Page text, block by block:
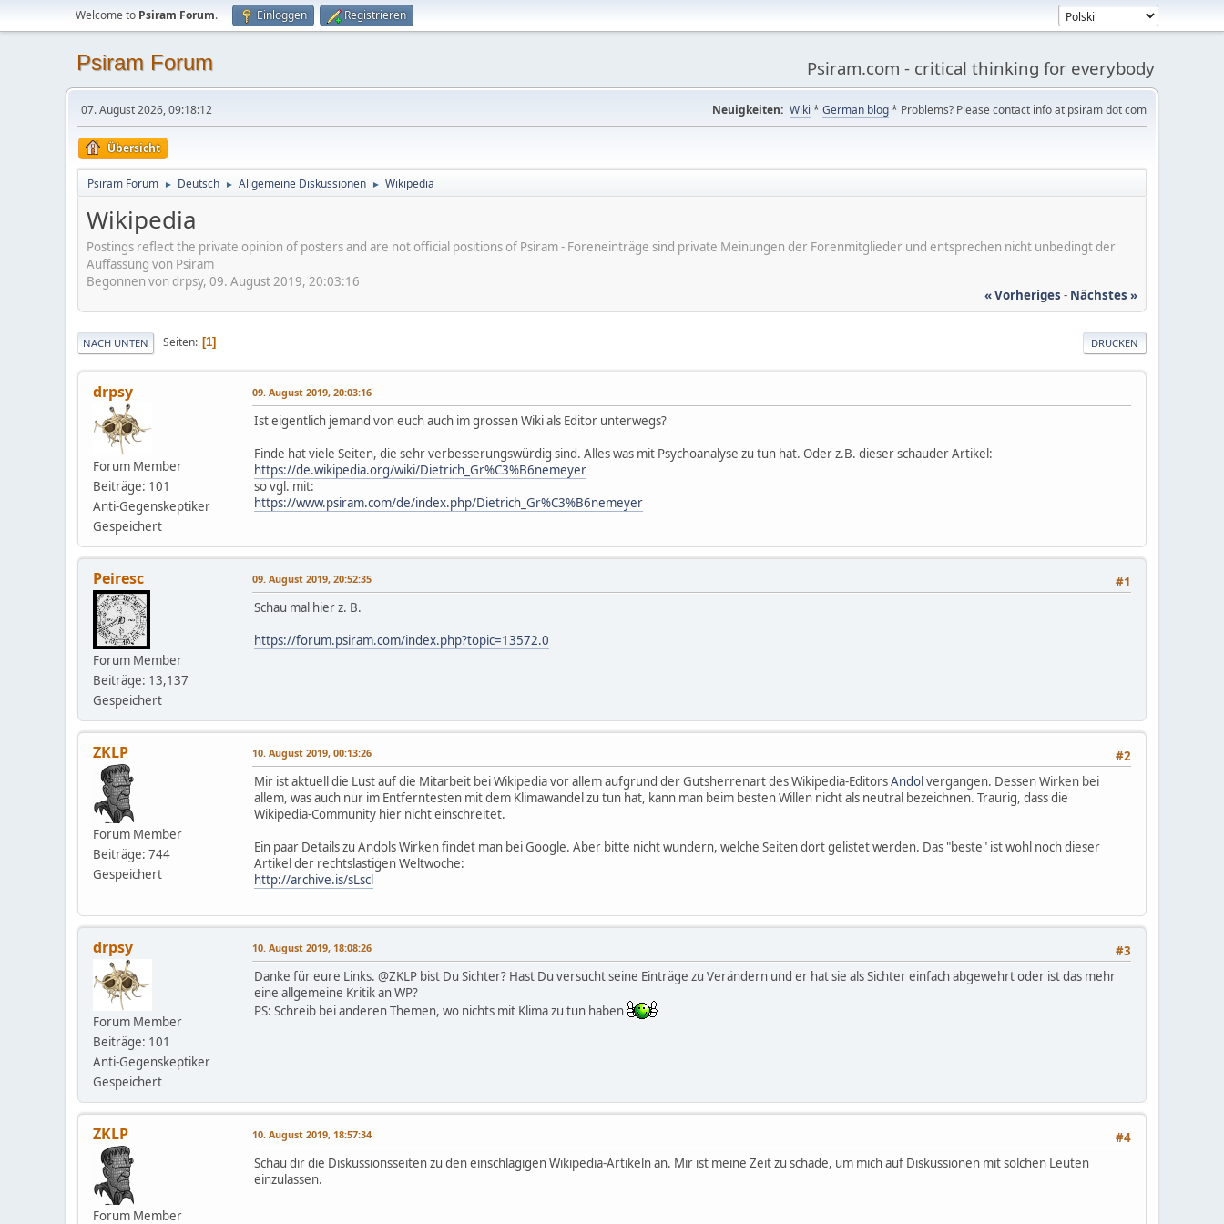
Welcome to Psiram Forum. Einloggen Registrieren
Psiram Forum Psiram.com - critical thinking for everybody
07. August 2026, 09:18:12 Neuigkeiten: Wiki * German blog* Problems? Please contact info at psiram dot com
Übersicht
Psiram Forum ► Deutsch ► Allgemeine Diskussionen ► Wikipedia
Wikipedia
Postings reflect the private opinion of posters and are not official positions of Psiram - Foreneinträge sind private Meinungen der Forenmitglieder und entsprechen nicht unbedingt der
Auffassung von Psiram
Begonnen von drpsy, 09. August 2019, 20:03:16
« Vorheriges - Nächstes »
DRUCKEN
NACH UNTEN Seiten 1
drpsy
Forum Member
Beiträge: 101
Anti-Gegenskeptiker
Gespeichert
09. August 2019, 20:03:16
Ist eigentlich jemand von euch auch im grossen Wiki als Editor unterwegs?
Finde hat viele Seiten, die sehr verbesserungswürdig sind. Alles was mit Psychoanalyse zu tun hat. Oder z.B. dieser schauder Artikel:
https://de.wikipedia.org/wiki/Dietrich_Gr%C3%B6nemeyer
so vgl. mit:
https://www.psiram.com/de/index.php/Dietrich_Gr%C3%B6nemeyer
Peiresc
Forum Member
Beiträge: 13,137
Gespeichert
#1
09. August 2019, 20:52:35
Schau mal hier z. B.
https://forum.psiram.com/index.php?topic=13572.0
ZKLP
Forum Member
Beiträge: 744
Gespeichert
#2
10. August 2019, 00:13:26
Mir ist aktuell die Lust auf die Mitarbeit bei Wikipedia vor allem aufgrund der Gutsherrenart des Wikipedia-EditorsAndolvergangen. Dessen Wirken bei
allem, was auch nur im Entferntesten mit dem Klimawandel zu tun hat, kann man beim besten Willen nicht als neutral bezeichnen. Traurig, dass die
Wikipedia-Community hier nicht einschreitet.
Ein paar Details zu Andols Wirken findet man bei Google. Aber bitte nicht wundern, welche Seiten dort gelistet werden. Das "beste" ist wohl noch dieser
Artikel der rechtslastigen Weltwoche:
http://archive.is/sLscl
drpsy
Forum Member
Beiträge: 101
Anti-Gegenskeptiker
Gespeichert
#3
10. August 2019, 18:08:26
Danke für eure Links. @ZKLP bist Du Sichter? Hast Du versucht seine Einträge zu Verändern und er hat sie als Sichter einfach abgewehrt oder ist das mehr
eine allgemeine Kritik an WP?
PS: Schreib bei anderen Themen, wo nichts mit Klima zu tun haben
ZKLP
Forum Member
#4
10. August 2019, 18:57:34
Schau dir die Diskussionsseiten zu den einschlägigen Wikipedia-Artikeln an. Mir ist meine Zeit zu schade, um mich auf Diskussionen mit solchen Leuten
einzulassen.